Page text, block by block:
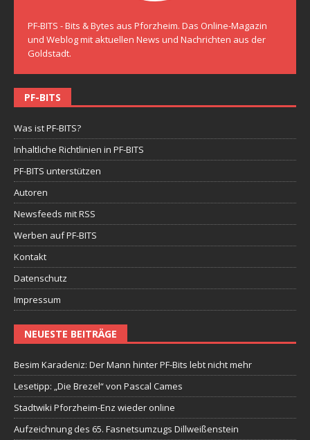
PF-BITS - Bits & Bytes aus Pforzheim. Das Online-Magazin
und Weblog mit aktuellen News und Nachrichten aus der
Goldstadt.
PF-BITS
Was ist PF-BITS?
Inhaltliche Richtlinien in PF-BITS
PF-BITS unterstützen
Autoren
Newsfeeds mit RSS
Werben auf PF-BITS
Kontakt
Datenschutz
Impressum
NEUESTE BEITRÄGE
Besim Karadeniz: Der Mann hinter PF-Bits lebt nicht mehr
Lesetipp: „Die Brezel“ von Pascal Cames
Stadtwiki Pforzheim-Enz wieder online
Aufzeichnung des 65. Fasnetsumzugs Dillweißenstein